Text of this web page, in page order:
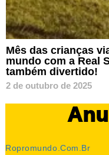
Mês das crianças
mundo com a Real
também divertido!
2 de outubro de 2025